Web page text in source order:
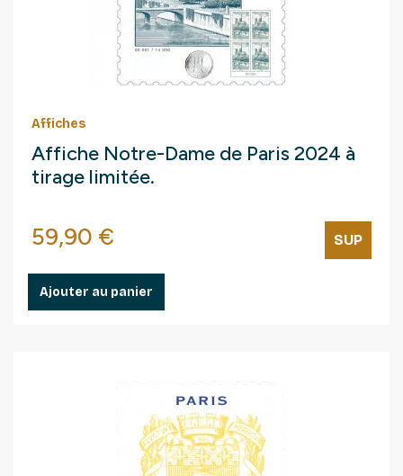
Affiches
Affiche Notre-Dame de Paris 2024 à
tirage limitée.
Prix
59,90 € SUP
Ajouter au panier